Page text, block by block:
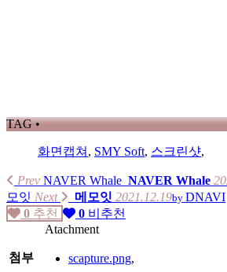
TAG •
화면캡쳐 , SMY Soft, 스크린샷,
Prev NAVER Whale NAVER Whale
모잇 Next 메모잇 2021.12.19by DNAVI
0 추천 0 비추천
Atachment
첨부 scapture.png,